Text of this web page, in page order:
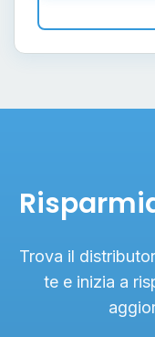
Trova il
te e inizia a